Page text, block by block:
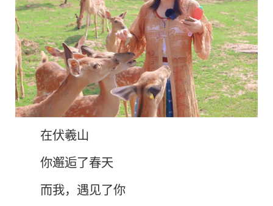
在伏羲山
你邂逅了春天
而我，遇见了你